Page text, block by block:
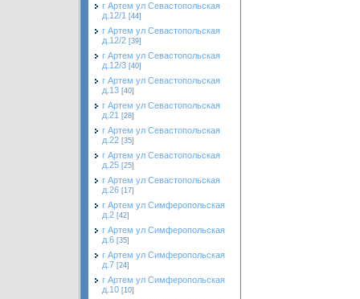
г Артем ул Севастопольская
д.12/1 [44]
г Артем ул Севастопольская
д.12/2 [39]
г Артем ул Севастопольская
д.12/3 [40]
г Артем ул Севастопольская
д.13 [40]
г Артем ул Севастопольская
д.21 [28]
г Артем ул Севастопольская
д.22 [35]
г Артем ул Севастопольская
д.25 [25]
г Артем ул Севастопольская
д.26 [17]
г Артем ул Симферопольская
д.2 [42]
г Артем ул Симферопольская
д.6 [35]
г Артем ул Симферопольская
д.7 [24]
г Артем ул Симферопольская
д.10 [10]